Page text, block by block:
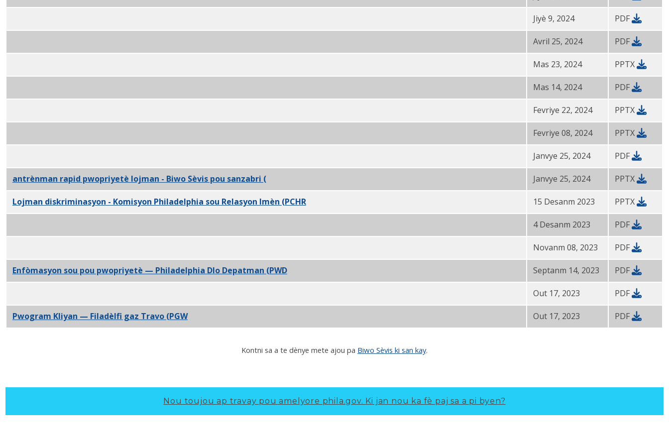
Jiyè 9, 2024 PDF
Avril 25, 2024 PDF
Mas 23, 2024 PPTX
Mas 14, 2024 PDF
Fevriye 22, 2024 PPTX
Fevriye 08, 2024 PPTX
Janvye 25, 2024 PDF
antrènman rapid pwopriyetè lojman - Biwo Sèvis pou sanzabri (OHS) pptx Janvye 25, 2024 PPTX
Lojman diskriminasyon - Komisyon Philadelphia sou Relasyon Imèn (PCHR) pptx 15 Desanm 2023 PPTX
4 Desanm 2023 PDF
Novanm 08, 2023 PDF
Enfòmasyon sou pou pwopriyetè — Philadelphia Dlo Depatman (PWD) PDF Septanm 14, 2023 PDF
Out 17, 2023 PDF
Pwogram Kliyan — Filadèlfi gaz Travo (PGW) PDF Out 17, 2023 PDF
Kontni sa a te dènye mete ajou pa Biwo Sèvis ki san kay.
Nou toujou ap travay pou amelyore phila.gov. Ki jan nou ka fè paj sa a pi byen?